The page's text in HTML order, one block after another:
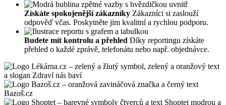
Získáte spokojenější zákazníky Zákazníci si zaslouží
odpověď včas. Poskytněte jim kvalitní a rychlou podporu.
Budete mít kontrolu a přehled Díky reportingu získáte
přehled o každé zprávě, telefonátu nebo např. objednávce.